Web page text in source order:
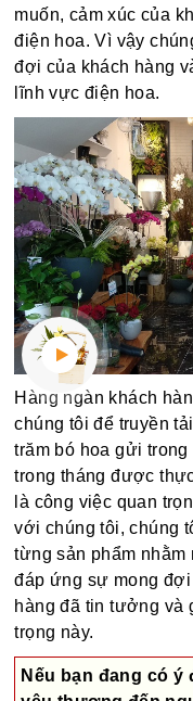
muốn, cảm xúc của
điện hoa. Vì vậy
đợi của khách hàng
lĩnh vực điện hoa.
Hàng ngàn khách
chúng tôi để truyền
trăm bó hoa gửi
trong tháng được
là công việc quan
với chúng tôi, chúng
từng sản phẩm
đáp ứng sự mong
hàng đã tin tưởng và
trọng này.
Nếu bạn đang có